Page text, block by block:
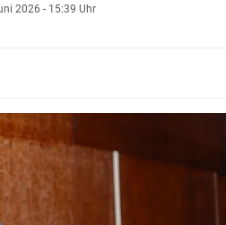
2026 - 15:39 Uhr